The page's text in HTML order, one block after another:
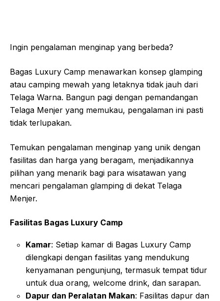
Ingin pengalaman menginap yang berbeda?
Bagas Luxury Camp menawarkan konsep glamping
atau camping mewah yang letaknya tidak jauh dari
Telaga Warna. Bangun pagi dengan pemandangan
Telaga Menjer yang memukau, pengalaman ini pasti
tidak terlupakan.
Temukan pengalaman menginap yang unik dengan
fasilitas dan harga yang beragam, menjadikannya
pilihan yang menarik bagi para wisatawan yang
mencari pengalaman glamping di dekat Telaga
Menjer.
Fasilitas Bagas Luxury Camp
Kamar: Setiap kamar di Bagas Luxury Camp
dilengkapi dengan fasilitas yang mendukung
kenyamanan pengunjung, termasuk tempat tidur
untuk dua orang, welcome drink, dan sarapan.
Dapur dan Peralatan Makan: Fasilitas dapur dan